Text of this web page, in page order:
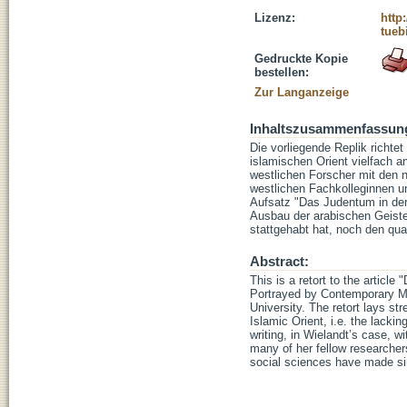
Lizenz:
Gedruckte Kopie
bestellen:
Zur Langanzeige
Die vorliegende Replik
islamischen Orient vielfach
westlichen Forscher mit den
westlichen Fachkolleginnen
Aufsatz "Das Judentum in
Ausbau der arabischen
stattgehabt hat, noch den
Abstract:
This is a retort to the article
Portrayed by Contemporary
University. The retort lays
Islamic Orient, i.e. the
writing, in Wielandt’s case,
many of her fellow
social sciences have made